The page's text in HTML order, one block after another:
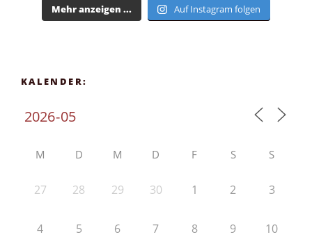
Mehr anzeigen ... Auf Instagram folgen
KALENDER:
M D M D F S S
27 28 29 30 1 2 3
4 5 6 7 8 9 10